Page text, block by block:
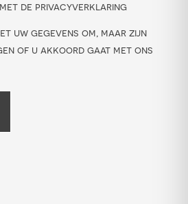
de privacyverklaring
uw gegevens om, maar zijn
of u akkoord gaat met ons